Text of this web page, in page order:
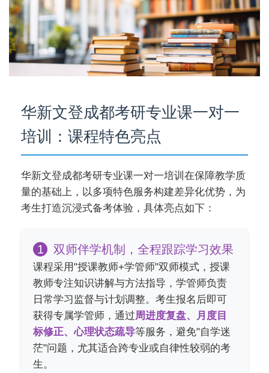
华新文登成都考研专业课一对一
培训：课程特色亮点
华新文登成都考研专业课一对一培训在保障教学质
量的基础上，以多项特色服务构建差异化优势，为
考生打造沉浸式备考体验，具体亮点如下：
1 双师伴学机制，全程跟踪学习效果
课程采用"授课教师+学管师"双师模式，授课
教师专注知识讲解与方法指导，学管师负责
日常学习监督与计划调整。考生报名后即可
获得专属学管师，通过周进度复盘、月度目
标修正、心理状态疏导等服务，避免"自学迷
茫"问题，尤其适合跨专业或自律性较弱的考
生。